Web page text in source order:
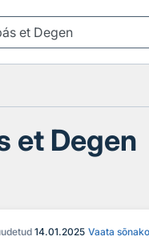
et Degen
14.01.2025 Vaata